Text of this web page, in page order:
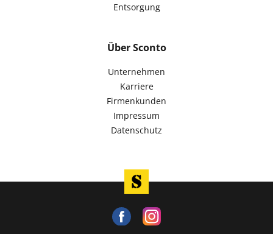
Entsorgung
Über Sconto
Unternehmen
Karriere
Firmenkunden
Impressum
Datenschutz